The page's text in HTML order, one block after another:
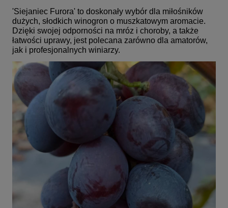
'Siejaniec Furora' to doskonały wybór dla miłośników
dużych, słodkich winogron o muszkatowym aromacie.
Dzięki swojej odporności na mróz i choroby, a także
łatwości uprawy, jest polecana zarówno dla amatorów,
jak i profesjonalnych winiarzy.